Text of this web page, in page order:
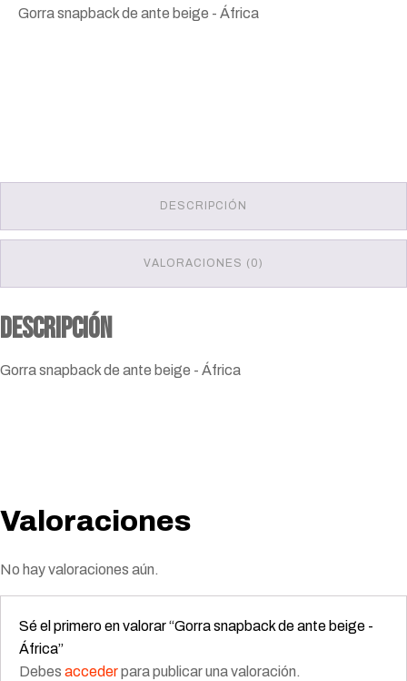
beige
Gorra snapback de ante beige - África
DESCRIPCIÓN
VALORACIONES (0)
Descripción
Gorra snapback de ante beige - África
Valoraciones
No hay valoraciones aún.
Sé el primero en valorar “Gorra snapback de ante beige -
África”
Debes accederpara publicar una valoración.